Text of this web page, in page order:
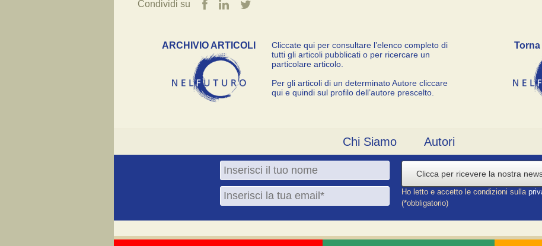
Condividi su
ARCHIVIO ARTICOLI
Cliccate qui per consultare l’elenco completo di
tutti gli articoli pubblicati o per ricercare un
particolare articolo.
Per gli articoli di un determinato Autore cliccare
qui e quindi sul profilo dell’autore prescelto.
Chi Siamo Autori
Clicca per ricevere la nostra
Ho letto e accetto le condizioni sulla
(*obbligatorio)